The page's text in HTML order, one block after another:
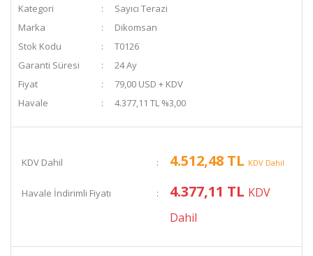
Kategori
Sayıcı Terazi
Marka
Dikomsan
Stok Kodu
T0126
Garanti Süresi
24 Ay
Fiyat
79,00 USD + KDV
Havale
4.377,11 TL %3,00
KDV Dahil 4.512,48 TL KDV Dahil
Havale İndirimli Fiyatı 4.377,11 TL KDV
Dahil